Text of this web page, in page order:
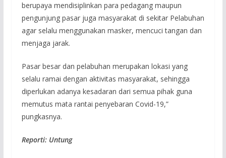
berupaya mendisiplinkan para pedagang maupun
pengunjung pasar juga masyarakat di sekitar Pelabuhan
agar selalu menggunakan masker, mencuci tangan dan
menjaga jarak.
Pasar besar dan pelabuhan merupakan lokasi yang
selalu ramai dengan aktivitas masyarakat, sehingga
diperlukan adanya kesadaran dari semua pihak guna
memutus mata rantai penyebaran Covid-19,”
pungkasnya.
Reporti: Untung